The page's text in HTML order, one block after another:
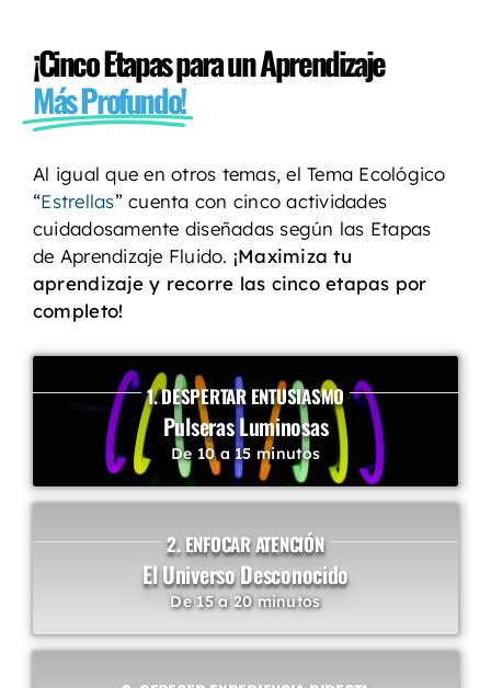
¡Cinco Etapas para un Aprendizaje
Más Profundo!
Al igual que en otros temas, el Tema Ecológico
“Estrellas” cuenta con cinco actividades
cuidadosamente diseñadas según las Etapas
de Aprendizaje Fluido. ¡Maximiza tu
aprendizaje y recorre las cinco etapas por
completo!
1. DESPERTAR ENTUSIASMO
Pulseras Luminosas
De 10 a 15 minutos
2. ENFOCAR ATENCIÓN
El Universo Desconocido
De 15 a 20 minutos